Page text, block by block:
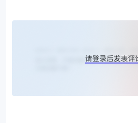
请登录后发表评